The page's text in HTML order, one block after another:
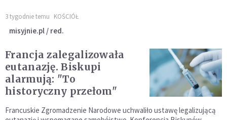
3 tygodnie temu KOŚCIÓŁ
misyjnie.pl / red.
Francja zalegalizowała
eutanazję. Biskupi
alarmują: "To
historyczny przełom"
Francuskie Zgromadzenie Narodowe uchwaliło ustawę legalizującą